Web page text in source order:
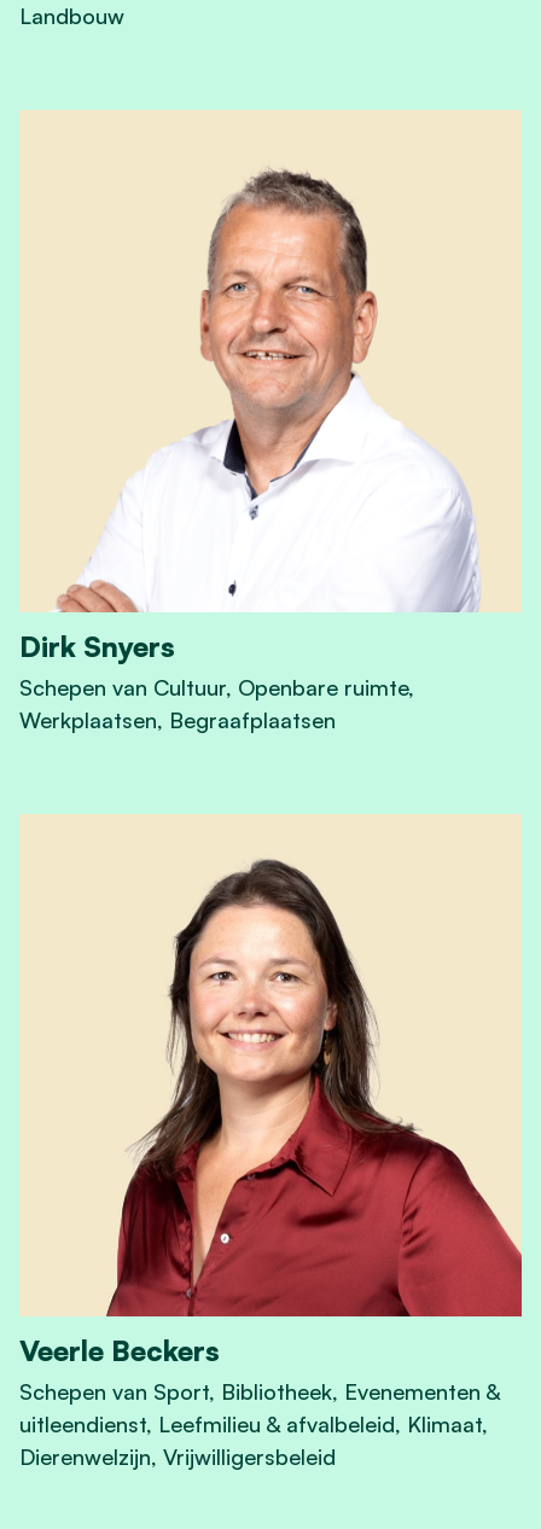
Landbouw
Dirk Snyers
Schepen van Cultuur, Openbare ruimte,
Werkplaatsen, Begraafplaatsen
Veerle Beckers
Schepen van Sport, Bibliotheek, Evenementen &
uitleendienst, Leefmilieu & afvalbeleid, Klimaat,
Dierenwelzijn, Vrijwilligersbeleid